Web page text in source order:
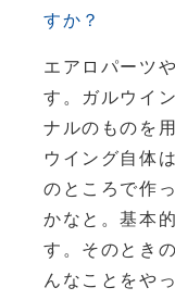
すか？
エアロパーツ
す。ガルウイ
ナルのものを
ウイング自体
のところで作
かなと。基本
す。そのとき
んなことをや